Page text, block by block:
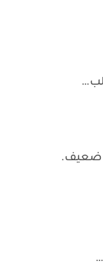
ضعيف.